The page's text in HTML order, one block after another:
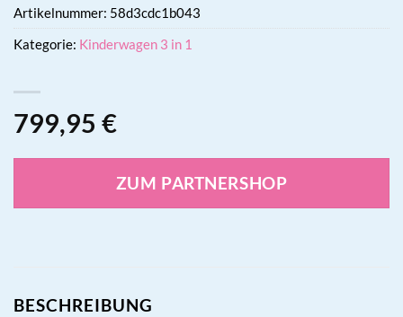
799,95 €
ZUM PARTNERSHOP
Artikelnummer: 58d3cdc1b043
Kategorie: Kinderwagen 3 in 1
BESCHREIBUNG